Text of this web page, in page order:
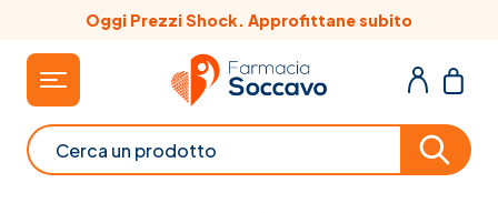
Salta al contenutoOggi Prezzi Shock. Approfittane subito
Cerca